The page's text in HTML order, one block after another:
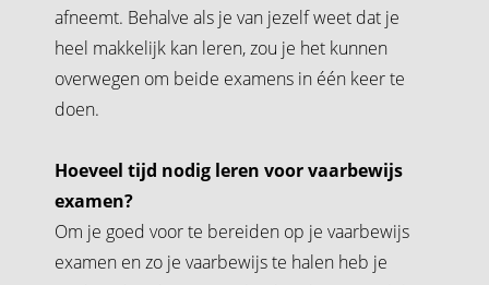
afneemt. Behalve als je van jezelf weet dat je
heel makkelijk kan leren, zou je het kunnen
overwegen om beide examens in één keer te
doen.
Hoeveel tijd nodig leren voor vaarbewijs
examen?
Om je goed voor te bereiden op je vaarbewijs
examen en zo je vaarbewijs te halen heb je